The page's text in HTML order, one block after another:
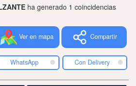
Tiendacores
Contactenos
ha generado 1 coincidencias
Ver en mapa Compartir
WhatsApp Con Delivery